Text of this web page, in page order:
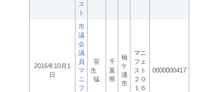
ス
ト
2016年10月1
日
市
議
会
議
員
マ
ニ
フ
笹
生
猛
千
葉
県
袖
ケ
浦
市
マニ
フェ
スト
２０
１６
0000000417